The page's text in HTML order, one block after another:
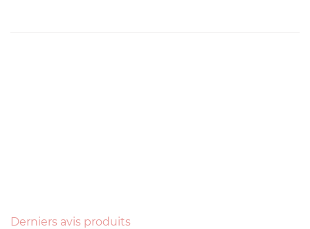
Derniers avis produits